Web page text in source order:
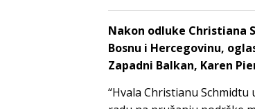
Nakon odluke Christiana
Bosnu i Hercegovinu,
Zapadni Balkan, Karen
“Hvala Christianu